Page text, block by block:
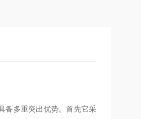
备多重突出优势。首先它采